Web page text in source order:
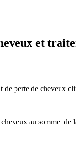
et
perte de cheveux
au sommet